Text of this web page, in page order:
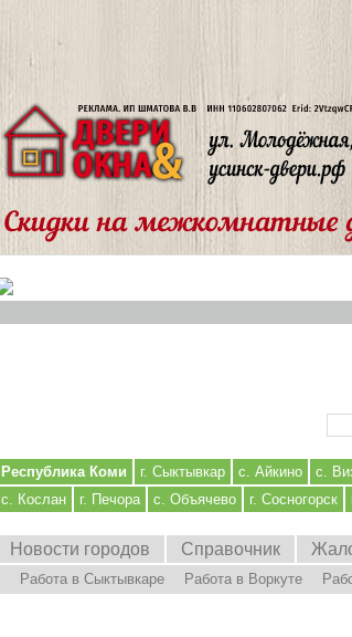
Республика Коми г. Сыктывкар с. Айкино с.
с. Кослан
г. Печора с. Объячево г. Сосногорск
Новости городов Справочник
Работа в Сыктывкаре Работа в Воркуте